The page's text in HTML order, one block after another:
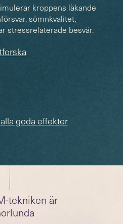
kroppens läkande
sömnkvalitet,
stressrelaterade besvär.
goda effekter
tekniken är